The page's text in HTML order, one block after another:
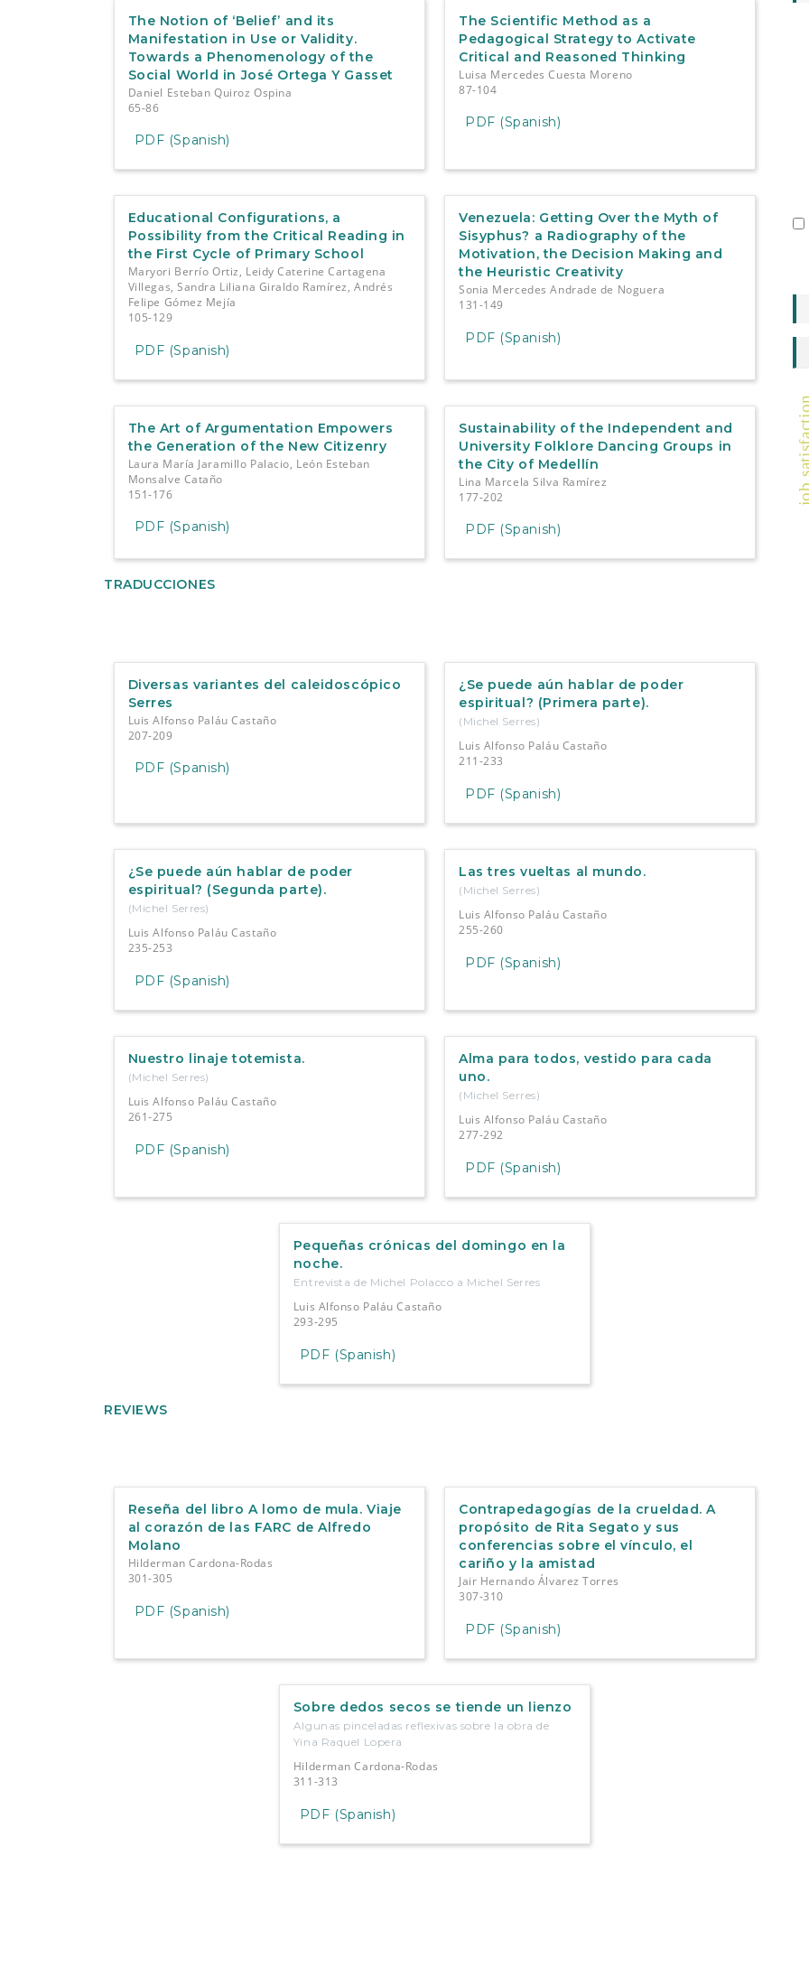
The Notion of ‘Belief’ and its
Manifestation in Use or Validity.
Towards a Phenomenology of the
Social World in José Ortega Y Gasset
Daniel Esteban Quiroz Ospina
65-86
PDF (Spanish)
The Scientific Method as a
Pedagogical Strategy to Activate
Critical and Reasoned Thinking
Luisa Mercedes Cuesta Moreno
87-104
PDF (Spanish)
Educational Configurations, a
Possibility from the Critical Reading in
the First Cycle of Primary School
Maryori Berrío Ortiz, Leidy Caterine Cartagena
Villegas, Sandra Liliana Giraldo Ramírez, Andrés
Felipe Gómez Mejía
105-129
PDF (Spanish)
Venezuela: Getting Over the Myth of
Sisyphus? a Radiography of the
Motivation, the Decision Making and
the Heuristic Creativity
Sonia Mercedes Andrade de Noguera
131-149
PDF (Spanish)
The Art of Argumentation Empowers
the Generation of the New Citizenry
Laura María Jaramillo Palacio, León Esteban
Monsalve Cataño
151-176
PDF (Spanish)
Sustainability of the Independent and
University Folklore Dancing Groups in
the City of Medellín
Lina Marcela Silva Ramírez
177-202
PDF (Spanish)
TRADUCCIONES
Diversas variantes del caleidoscópico
Serres
Luis Alfonso Paláu Castaño
207-209
PDF (Spanish)
¿Se puede aún hablar de poder
espiritual? (Primera parte).
(Michel Serres)
Luis Alfonso Paláu Castaño
211-233
PDF (Spanish)
¿Se puede aún hablar de poder
espiritual? (Segunda parte).
(Michel Serres)
Luis Alfonso Paláu Castaño
235-253
PDF (Spanish)
Las tres vueltas al mundo.
(Michel Serres)
Luis Alfonso Paláu Castaño
255-260
PDF (Spanish)
Nuestro linaje totemista.
(Michel Serres)
Luis Alfonso Paláu Castaño
261-275
PDF (Spanish)
Alma para todos, vestido para cada
uno.
(Michel Serres)
Luis Alfonso Paláu Castaño
277-292
PDF (Spanish)
Pequeñas crónicas del domingo en la
noche.
Entrevista de Michel Polacco a Michel Serres
Luis Alfonso Paláu Castaño
293-295
PDF (Spanish)
REVIEWS
Reseña del libro A lomo de mula. Viaje
al corazón de las FARC de Alfredo
Molano
Hilderman Cardona-Rodas
301-305
PDF (Spanish)
Contrapedagogías de la crueldad. A
propósito de Rita Segato y sus
conferencias sobre el vínculo, el
cariño y la amistad
Jair Hernando Álvarez Torres
307-310
PDF (Spanish)
Sobre dedos secos se tiende un lienzo
Algunas pinceladas reflexivas sobre la obra de
Yina Raquel Lopera
Hilderman Cardona-Rodas
311-313
PDF (Spanish)
job